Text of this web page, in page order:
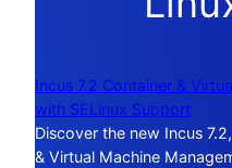
Incus 7.2 Container &
with SELinux Support
Discover the new Incus
& Virtual Machine